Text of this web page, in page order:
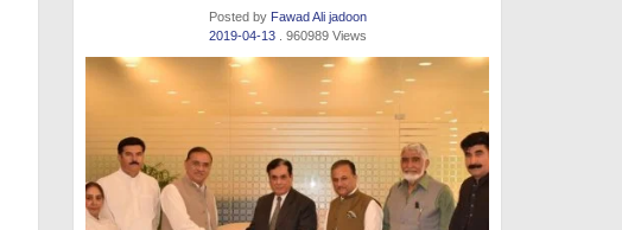
Posted by Fawad Ali jadoon
2019-04-13
. 960989 Views